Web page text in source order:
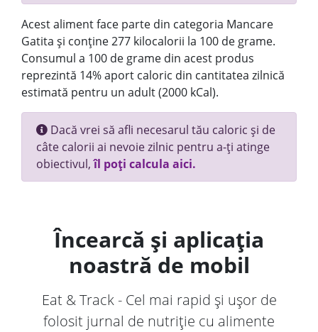
Acest aliment face parte din categoria Mancare
Gatita și conține 277 kilocalorii la 100 de grame.
Consumul a 100 de grame din acest produs
reprezintă 14% aport caloric din cantitatea zilnică
estimată pentru un adult (2000 kCal).
Dacă vrei să afli necesarul tău caloric și de
câte calorii ai nevoie zilnic pentru a-ți atinge
obiectivul,îl poți calcula aici.
Încearcă și aplicația
noastră de mobil
Eat & Track - Cel mai rapid și ușor de
folosit jurnal de nutriție cu alimente